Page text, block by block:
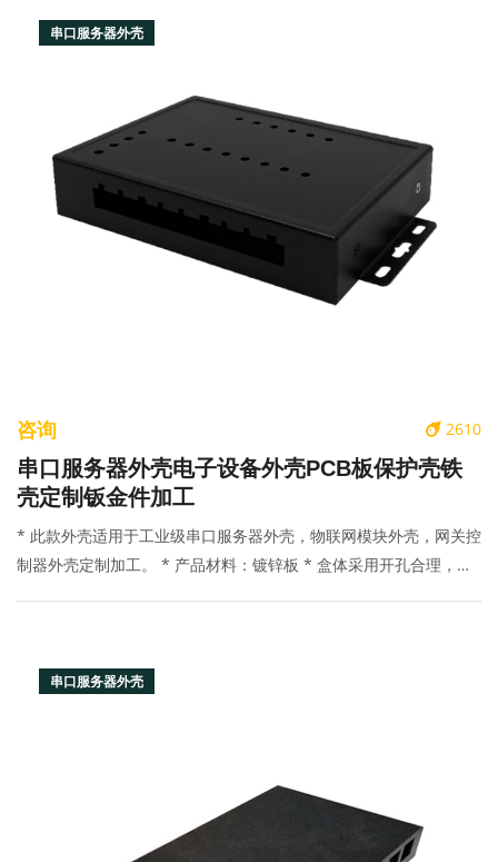
串口服务器外壳
2610
咨询
串口服务器外壳电子设备外壳PCB板保护壳铁
壳定制钣金件加工
* 此款外壳适用于工业级串口服务器外壳，物联网模块外壳，网关控
制器外壳定制加工。 * 产品材料：镀锌板 * 盒体采用开孔合理，免
串口服务器外壳